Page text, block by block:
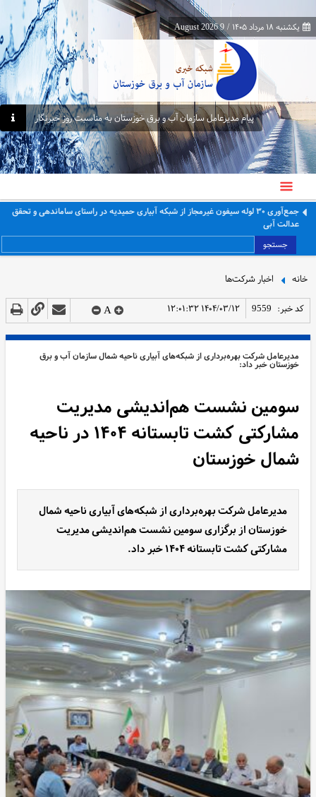
یکشنبه ۱۸ مرداد ۱۴۰۵ /
9 August 2026
پیام مدیرعامل سازمان آب و برق خوزستان به مناسبت روز خبرنگار
بازدید مشاور امور زنان و خانواده وزارت نیرو از قرارگاه اربعین صنعت آب و برق خوزستان
کد خبر: 9559 ۱۴۰۴/۰۳/۱۲ ۱۲:۰۱:۳۲ A
خوزستان خبر داد:
سومین نشست هم‌اندیشی مدیریت
مشارکتی کشت تابستانه ۱۴۰۴ در ناحیه
شمال خوزستان
خوزستان از برگزاری سومین نشست هم‌اندیشی مدیریت
مشارکتی کشت تابستانه ۱۴۰۴ خبر داد.